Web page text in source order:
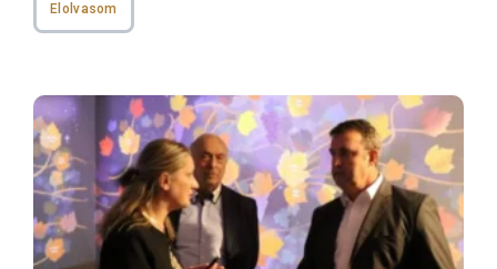
Elolvasom